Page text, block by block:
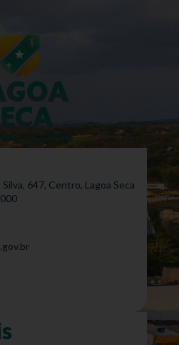
647, Centro, Lagoa Seca